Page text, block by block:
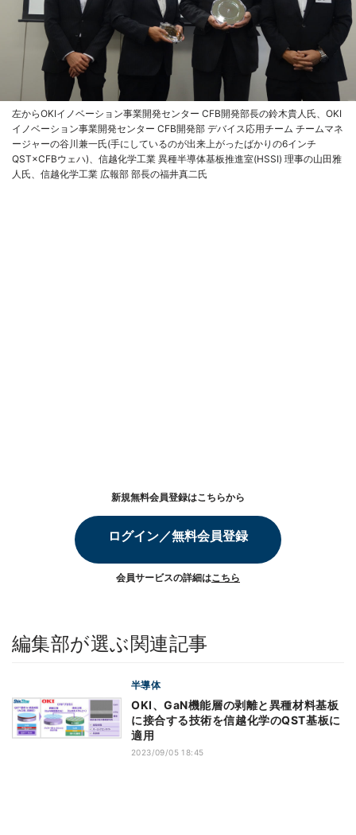
左からOKIイノベーション事業開発センター CFB開発部長の鈴木貴人氏、OKI
イノベーション事業開発センター CFB開発部 デバイス応用チーム チームマネ
ージャーの谷川兼一氏(手にしているのが出来上がったばかりの6インチ
QST×CFBウェハ)、信越化学工業 異種半導体基板推進室(HSSI) 理事の山田雅
人氏、信越化学工業 広報部 部長の福井真二氏
新規無料会員登録はこちらから
ログイン／無料会員登録
会員サービスの詳細はこちら
編集部が選ぶ関連記事
半導体
OKI、GaN機能層の剥離と異種材料基板
に接合する技術を信越化学のQST基板に
適用
2023/09/05 18:45